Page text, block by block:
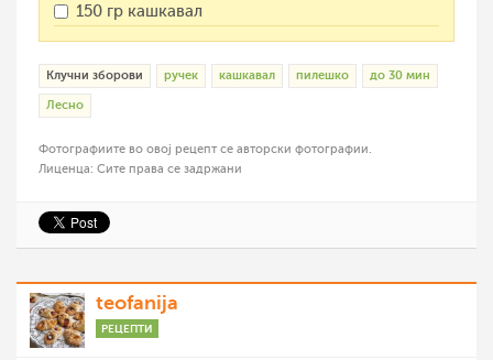
150 гр кашкавал
Клучни зборови ручек кашкавал пилешко до 30 мин
Лесно
Фотографиите во овој рецепт се авторски фотографии.
Лиценца: Сите права се задржани
teofanija
РЕЦЕПТИ